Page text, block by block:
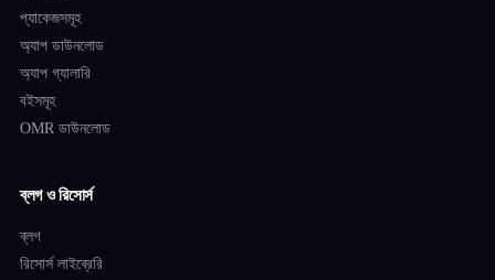
প্যাকেজসমূহ
অ্যাপ ডাউনলোড
অ্যাপ গ্যালারি
বইসমূহ
OMR ডাউনলোড
ব্লগ ও রিসোর্স
ব্লগ
রিসোর্স লাইব্রেরি